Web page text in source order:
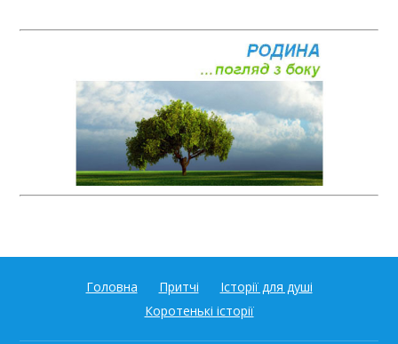
Головна Притчі
Історії для душі
Коротенькі історії